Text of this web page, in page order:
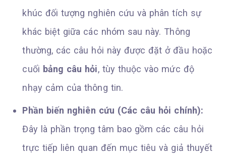
khúc đối tượng nghiên cứu và phân tích sự
khác biệt giữa các nhóm sau này. Thông
thường, các câu hỏi này được đặt ở đầu hoặc
cuối bảng câu hỏi, tùy thuộc vào mức độ
nhạy cảm của thông tin.
Phần biến nghiên cứu (Các câu hỏi chính):
Đây là phần trọng tâm bao gồm các câu hỏi
trực tiếp liên quan đến mục tiêu và giả thuyết